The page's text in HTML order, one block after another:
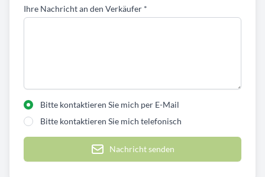
Ihre Nachricht an den Verkäufer *
Bitte kontaktieren Sie mich per E-Mail
Bitte kontaktieren Sie mich telefonisch
Nachricht senden